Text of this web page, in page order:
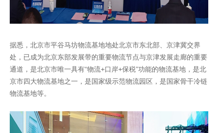
据悉，北京市平谷马坊物流基地地处北京市东北部、京津冀交界
处，已成为北京东部发展带的重要物流节点与京津发展走廊的重要
通道，是北京市唯一具有“物流+口岸+保税”功能的物流基地，是北
京市四大物流基地之一，是国家级示范物流园区，是国家骨干冷链
物流基地等。